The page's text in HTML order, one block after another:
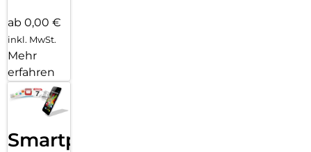
ab 0,00 €
inkl. MwSt.
Mehr
erfahren
Smartphone